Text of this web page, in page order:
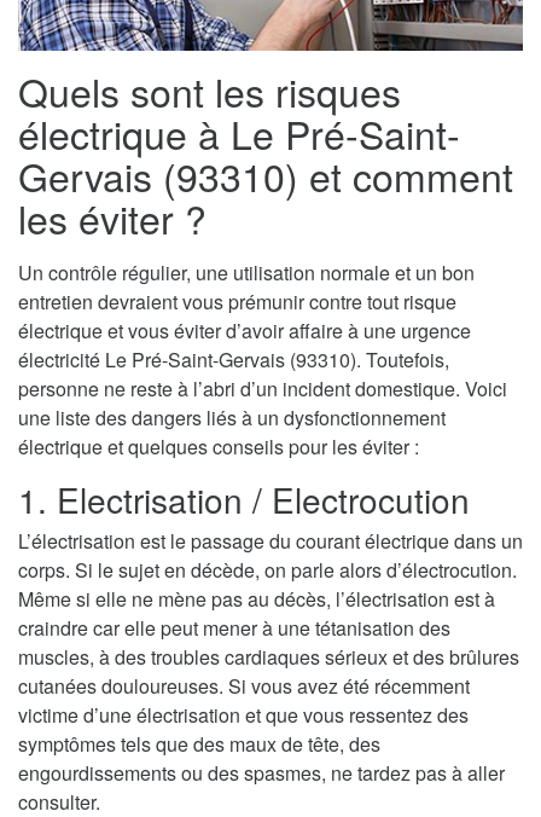
Quels sont les risques
électrique à Le Pré-Saint-
Gervais (93310) et comment
les éviter ?
Un contrôle régulier, une utilisation normale et un bon
entretien devraient vous prémunir contre tout risque
électrique et vous éviter d’avoir affaire à une urgence
électricité Le Pré-Saint-Gervais (93310). Toutefois,
personne ne reste à l’abri d’un incident domestique. Voici
une liste des dangers liés à un dysfonctionnement
électrique et quelques conseils pour les éviter :
1. Electrisation / Electrocution
L’électrisation est le passage du courant électrique dans un
corps. Si le sujet en décède, on parle alors d’électrocution.
Même si elle ne mène pas au décès, l’électrisation est à
craindre car elle peut mener à une tétanisation des
muscles, à des troubles cardiaques sérieux et des brûlures
cutanées douloureuses. Si vous avez été récemment
victime d’une électrisation et que vous ressentez des
symptômes tels que des maux de tête, des
engourdissements ou des spasmes, ne tardez pas à aller
consulter.